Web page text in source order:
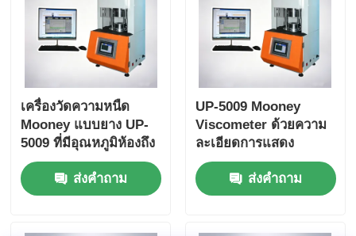
เครื่องวัดความหนืด
Mooney แบบยาง UP-
5009 ที่มีอุณหภูมิห้องถึง
ช่วง 200°C โครงสร้างส
แตนเลสแบบกระจก และ
ความเสถียรประมาณ
ส่งคำถาม
UP-5009 Mooney
Viscometer ด้วยความ
ละเอียดการแสดง
อุณหภูมิ 0.01 °C และ
ความเร็วของหมุน 2 รอบ
/ นาทีสําหรับการทดสอบ
ส่งคำถาม